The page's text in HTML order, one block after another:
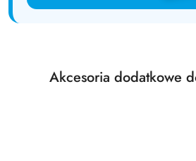
Pomiń karuzelę produktów
Produkty
Akcesoria dodatkowe